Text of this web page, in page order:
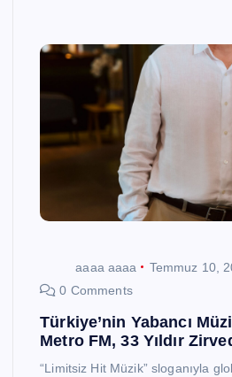
aaaa aaaa
Temmuz 10,
0 Comments
Türkiye’nin Yabancı
Metro FM, 33 Yıldır
“Limitsiz Hit Müzik” sloganıyla